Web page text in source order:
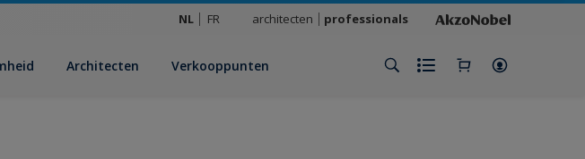
NL FR architecten professionals
Architecten Verkooppunten